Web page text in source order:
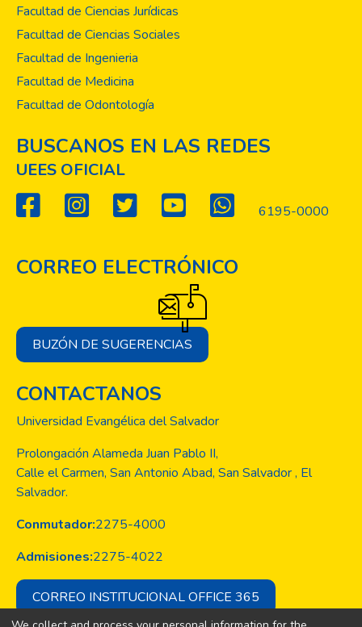
Facultad de Ciencias Jurídicas
Facultad de Ciencias Sociales
Facultad de Ingenieria
Facultad de Medicina
Facultad de Odontología
BUSCANOS EN LAS REDES
UEES OFICIAL
6195-0000
CORREO ELECTRÓNICO
BUZÓN DE SUGERENCIAS
CONTACTANOS
Universidad Evangélica del Salvador
Prolongación Alameda Juan Pablo II,
Calle el Carmen, San Antonio Abad, San Salvador , El
Salvador.
Conmutador:2275-4000
Admisiones:2275-4022
CORREO INSTITUCIONAL OFFICE 365